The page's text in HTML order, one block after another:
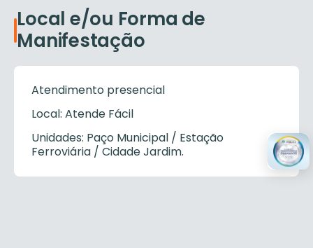
Local e/ou Forma de
Manifestação
Atendimento presencial
Local: Atende Fácil
Unidades: Paço Municipal / Estação
Ferroviária / Cidade Jardim.